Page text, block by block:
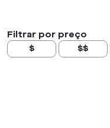
Filtrar por preço
$ $$